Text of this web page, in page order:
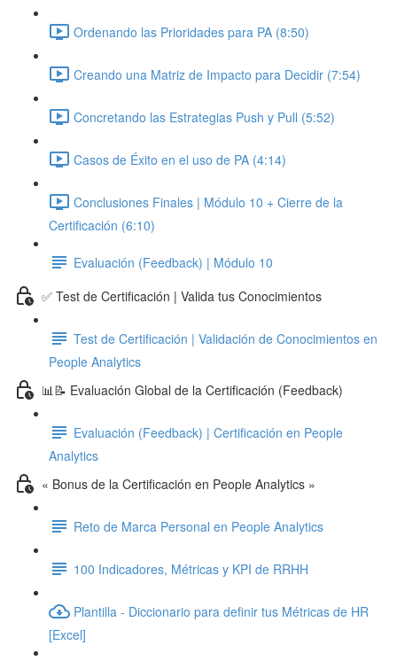
Ordenando las Prioridades para PA (8:50)
Creando una Matriz de Impacto para Decidir (7:54)
Concretando las Estrategias Push y Pull (5:52)
Casos de Éxito en el uso de PA (4:14)
Conclusiones Finales | Módulo 10 + Cierre de la
Certificación (6:10)
Evaluación (Feedback) | Módulo 10
✅ Test de Certificación | Valida tus Conocimientos
Test de Certificación | Validación de Conocimientos en
People Analytics
📊📝 Evaluación Global de la Certificación (Feedback)
Evaluación (Feedback) | Certificación en People
Analytics
« Bonus de la Certificación en People Analytics »
Reto de Marca Personal en People Analytics
100 Indicadores, Métricas y KPI de RRHH
Plantilla - Diccionario para definir tus Métricas de HR
[Excel]